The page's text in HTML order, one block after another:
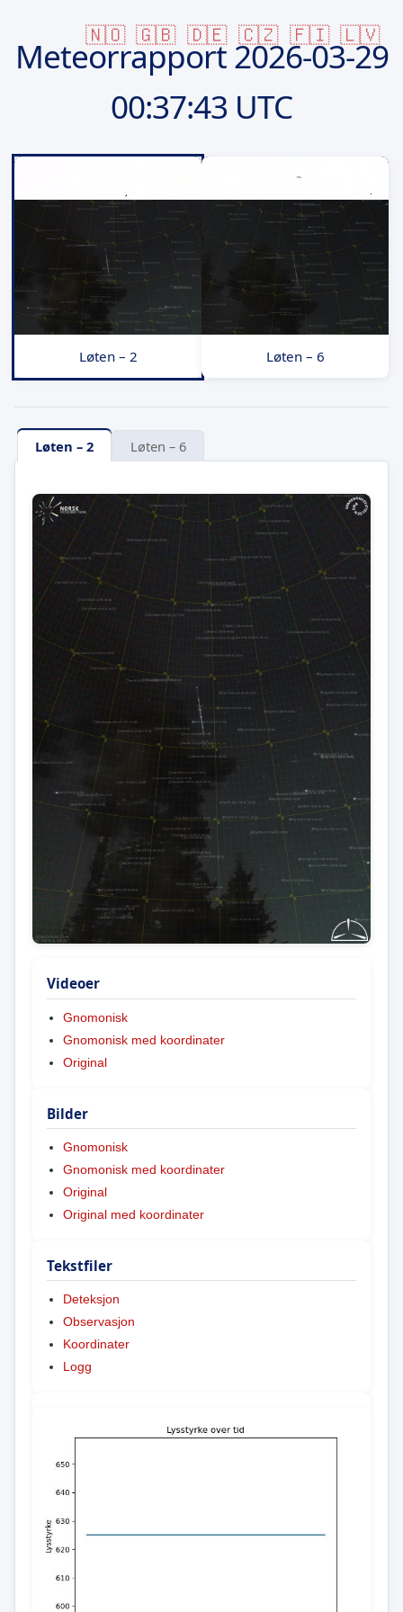
🇳🇴 🇬🇧 🇩🇪 🇨🇿 🇫🇮 🇱🇻
Meteorrapport2026-03-29
00:37:43 UTC
Løten – 2 Løten – 6
Løten – 2 Løten – 6
Videoer
Gnomonisk
Gnomonisk med koordinater
Original
Bilder
Gnomonisk
Gnomonisk med koordinater
Original
Original med koordinater
Tekstfiler
Deteksjon
Observasjon
Koordinater
Logg